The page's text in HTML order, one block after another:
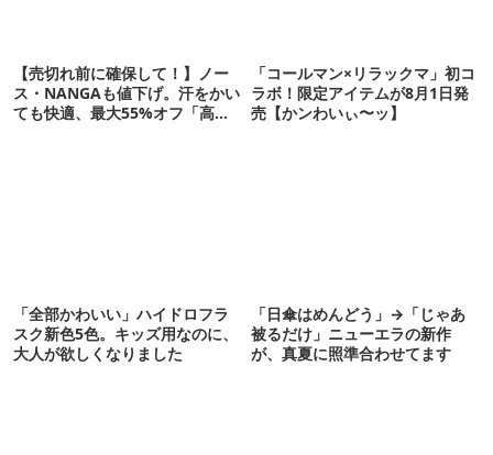
【売切れ前に確保して！】ノー
ス・NANGAも値下げ。汗をかい
ても快適、最大55%オフ「高機
「コールマン×リラックマ」初コ
ラボ！限定アイテムが8月1日発
売【かンわいぃ〜ッ】
「全部かわいい」ハイドロフラ
スク新色5色。キッズ用なのに、
大人が欲しくなりました
「日傘はめんどう」→「じゃあ
被るだけ」ニューエラの新作
が、真夏に照準合わせてます